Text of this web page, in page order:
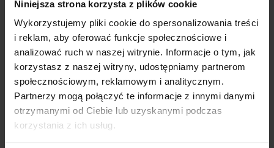
Niniejsza strona korzysta z plików cookie
Wykorzystujemy pliki cookie do spersonalizowania treści
i reklam, aby oferować funkcje społecznościowe i
analizować ruch w naszej witrynie. Informacje o tym, jak
korzystasz z naszej witryny, udostępniamy partnerom
społecznościowym, reklamowym i analitycznym.
Partnerzy mogą połączyć te informacje z innymi danymi
otrzymanymi od Ciebie lub uzyskanymi podczas
korzystania z ich usług.
Dostępna w dwóch wersjach, różniących się jedynie kolorem
taśmy:
Tactical Black
Rescue Orange
Jej nazwa zawiera opis użytkowania:
S stretch, W wrap, T tuck oraz ludzi dla których została
stworzona - wojskowych oraz funkcjonariuszy służb
mundurowych.